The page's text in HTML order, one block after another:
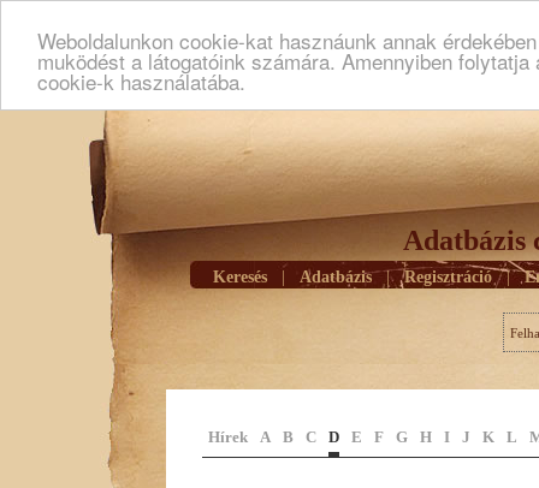
Weboldalunkon cookie-kat hasznáunk annak
muködést a látogatóink számára. Amennyiben
cookie-k használatába.
Adatbázis
Keresés Adatbázis | Regisztráció |
Hírek A B C D E F G H I J K L